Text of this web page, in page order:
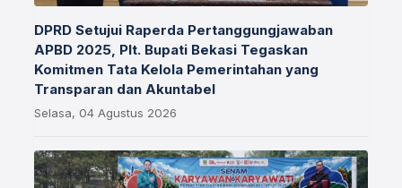
DPRD Setujui Raperda Pertanggungjawaban
APBD 2025, Plt. Bupati Bekasi Tegaskan
Komitmen Tata Kelola Pemerintahan yang
Transparan dan Akuntabel
Selasa, 04 Agustus 2026